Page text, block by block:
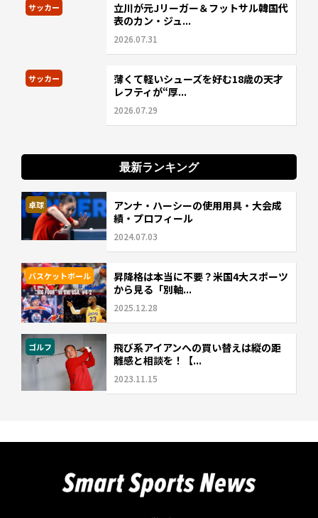
サッカー
立川が元Jリーガー＆フットサル韓国代
表のカン・ジュ...
2026.07.31
サッカー
薄くて軽いシューズを好む18歳の天才
レフティが“厚...
2026.07.29
最新ランキング
卓球
アンナ・ハーシーの使用用具・大会成
績・プロフィール
2024.07.03
バスケットボール
昇降格は本当に不要？米国4大スポーツ
から見る「別軸...
2025.12.28
ゴルフ
飛び系アイアンへの買い替えは縦の距
離感と相談を！【...
2023.11.15